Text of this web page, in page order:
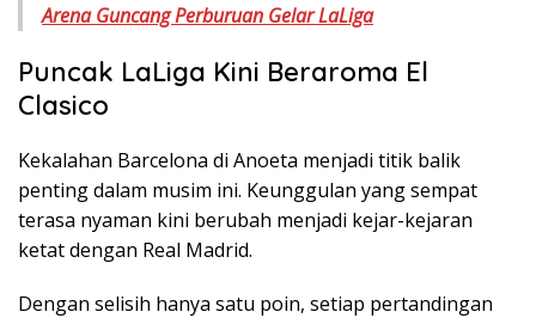
Arena Guncang Perburuan Gelar LaLiga
Puncak LaLiga Kini Beraroma El
Clasico
Kekalahan Barcelona di Anoeta menjadi titik balik
penting dalam musim ini. Keunggulan yang sempat
terasa nyaman kini berubah menjadi kejar-kejaran
ketat dengan Real Madrid.
Dengan selisih hanya satu poin, setiap pertandingan